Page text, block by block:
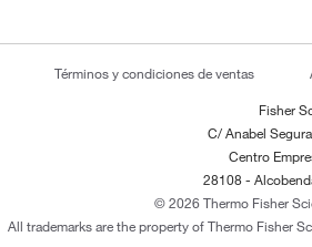
Términos y condiciones de ventas
Fisher
C/ Anabel
Centro
28108 -
© 2026 Thermo Fisher
All trademarks are the property of Thermo Fisher